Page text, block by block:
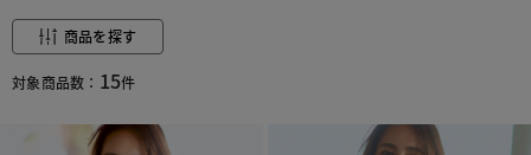
商品を探す
対象商品数： 15件